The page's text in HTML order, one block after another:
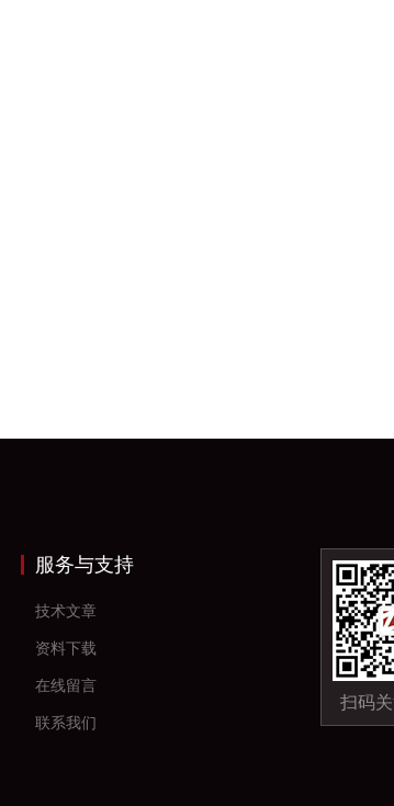
服务与支持
技术文章
资料下载
在线留言
联系我们
扫码